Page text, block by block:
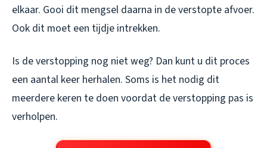
elkaar. Gooi dit mengsel daarna in de verstopte afvoer.
Ook dit moet een tijdje intrekken.
Is de verstopping nog niet weg? Dan kunt u dit proces
een aantal keer herhalen. Soms is het nodig dit
meerdere keren te doen voordat de verstopping pas is
verholpen.